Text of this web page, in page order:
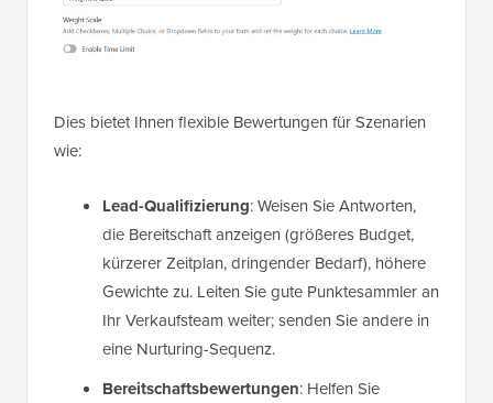
Dies bietet Ihnen flexible Bewertungen für Szenarien
wie:
Lead-Qualifizierung: Weisen Sie Antworten,
die Bereitschaft anzeigen (größeres Budget,
kürzerer Zeitplan, dringender Bedarf), höhere
Gewichte zu. Leiten Sie gute Punktesammler an
Ihr Verkaufsteam weiter; senden Sie andere in
eine Nurturing-Sequenz.
Bereitschaftsbewertungen: Helfen Sie